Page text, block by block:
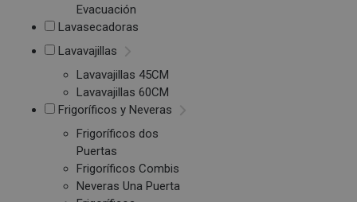
Evacuación
Lavasecadoras
Lavavajillas
Lavavajillas 45CM
Lavavajillas 60CM
Frigoríficos y Neveras
Frigoríficos dos
Puertas
Frigoríficos Combis
Neveras Una Puerta